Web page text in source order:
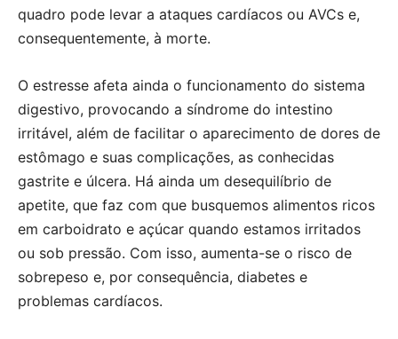
quadro pode levar a ataques cardíacos ou AVCs e,
consequentemente, à morte.
O estresse afeta ainda o funcionamento do sistema
digestivo, provocando a síndrome do intestino
irritável, além de facilitar o aparecimento de dores de
estômago e suas complicações, as conhecidas
gastrite e úlcera. Há ainda um desequilíbrio de
apetite, que faz com que busquemos alimentos ricos
em carboidrato e açúcar quando estamos irritados
ou sob pressão. Com isso, aumenta-se o risco de
sobrepeso e, por consequência, diabetes e
problemas cardíacos.